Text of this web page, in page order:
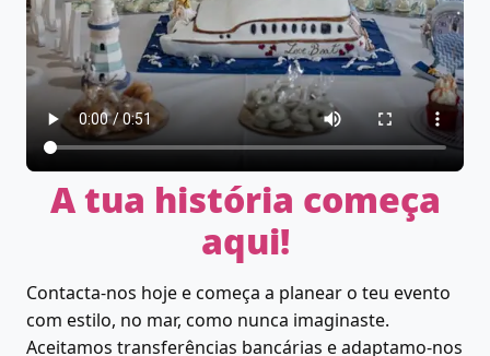
A tua história começa
aqui!
Contacta-nos hoje e começa a planear o teu evento
com estilo, no mar, como nunca imaginaste.
Aceitamos transferências bancárias e adaptamo-nos